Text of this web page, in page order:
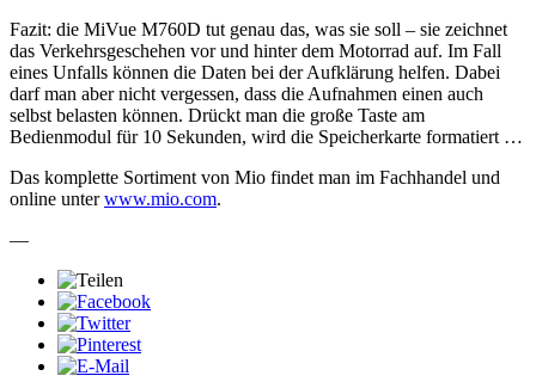
Fazit: die MiVue M760D tut genau das, was sie soll – sie zeichnet
das Verkehrsgeschehen vor und hinter dem Motorrad auf. Im Fall
eines Unfalls können die Daten bei der Aufklärung helfen. Dabei
darf man aber nicht vergessen, dass die Aufnahmen einen auch
selbst belasten können. Drückt man die große Taste am
Bedienmodul für 10 Sekunden, wird die Speicherkarte formatiert …
Das komplette Sortiment von Mio findet man im Fachhandel und
online unterwww.mio.com.
—